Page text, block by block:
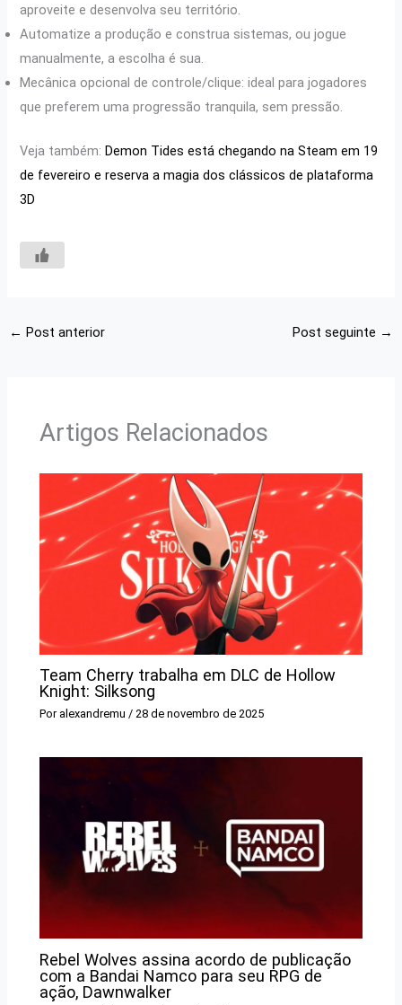
aproveite e desenvolva seu território.
Automatize a produção e construa sistemas, ou jogue
manualmente, a escolha é sua.
Mecânica opcional de controle/clique: ideal para jogadores
que preferem uma progressão tranquila, sem pressão.
Veja também:Demon Tides está chegando na Steam em 19
de fevereiro e reserva a magia dos clássicos de plataforma
3D
← Post anterior Post seguinte →
Artigos Relacionados
Team Cherry trabalha em DLC de Hollow
Knight: Silksong
Por alexandremu / 28 de novembro de 2025
Rebel Wolves assina acordo de publicação
com a Bandai Namco para seu RPG de
ação, Dawnwalker